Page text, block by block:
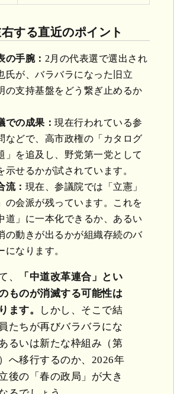
する直近のポイント
の手腕： 2月の代表選で選出され
氏が、バラバラになった旧立
の支持基盤をどう繋ぎ止めるか
での成果： 現在行われている参
などで、高市政権の「カタログ
」を追及し、野党第一党として
示せるかが試されています。
流： 現在、参議院では「立憲」
の会派が残っています。これを
道」に一本化できるか、あるい
の動きが出るかが組織存続のバ
になります。
、
「中道改革連合」とい
ものが消滅する可能性は
ます。
しかし、そこで結
たちが再びバラバラにな
るいは新たな枠組み（第
へ移行するのか、2026年
後の「春の政局」が大き